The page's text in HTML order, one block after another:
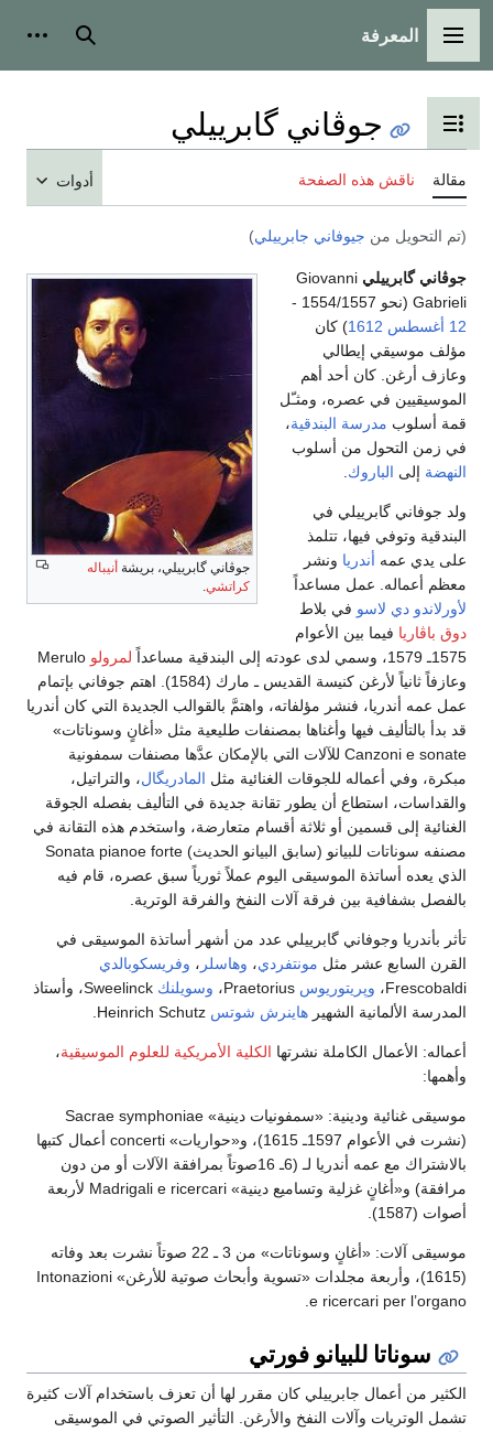
القائمة الرئيسية
المعرفة بحث
تبديل عرض جدول المحتويات
جوڤاني گابرييلي
مقالة ناقش هذه الصفحة أدوات
(تم التحويل من جيوفاني جابرييلي)
جوڤاني گابرييلي، بريشة أنيباله
كراتشي.
جوڤاني گابرييلي Giovanni
Gabrieli (نحو 1554/1557 -
12 أغسطس
1612) كان
مؤلف موسيقي إيطالي
وعازف أرغن. كان أحد أهم
الموسيقيين في عصره، ومثـّل
قمة أسلوب مدرسة البندقية،
في زمن التحول من أسلوب
النهضة إلى الباروك
ولد جوفاني گابرييلي في
البندقية وتوفي فيها، تتلمذ
على يدي عمه أندريا ونشر
معظم أعماله. عمل مساعداً
لأورلاندو دي لاسو في بلاط
دوق باڤاريا فيما بين الأعوام
1575ـ 1579، وسمي لدى عودته إلى البندقية مساعداً
لمرولو Merulo
وعازفاً ثانياً لأرغن كنيسة القديس ـ مارك (1584). اهتم جوفاني بإتمام
عمل عمه أندريا، فنشر مؤلفاته، واهتمَّ بالقوالب الجديدة التي كان أندريا
قد بدأ بالتأليف فيها وأغناها بمصنفات طليعية مثل «أغانٍ وسوناتات»
Canzoni e sonate للآلات التي بالإمكان عدَّها مصنفات سمفونية
مبكرة، وفي أعماله للجوقات الغنائية مثل المادريگال، والتراتيل،
والقداسات، استطاع أن يطور تقانة جديدة في التأليف بفصله الجوقة
الغنائية إلى قسمين أو ثلاثة أقسام متعارضة، واستخدم هذه التقانة في
مصنفه سوناتات للبيانو (سابق البيانو الحديث) Sonata pianoe forte
الذي يعده أساتذة الموسيقى اليوم عملاً ثورياً سبق عصره، قام فيه
بالفصل بشفافية بين فرقة آلات النفخ والفرقة الوترية.
تأثر بأندريا وجوفاني گابرييلي عدد من أشهر أساتذة الموسيقى في
القرن السابع عشر مثل مونتفردي، وهاسلر ، وفريسكوبالدي
Frescobaldi،
وپريتوريوس وسويلنك
Sweelinck، وأستاذ
المدرسة الألمانية الشهير هاينرش شوتس
أعماله: الأعمال الكاملة نشرتها الكلية الأمريكية للعلوم الموسيقية،
وأهمها:
موسيقى غنائية ودينية: «سمفونيات دينية» Sacrae symphoniae
(نشرت في الأعوام 1597ـ 1615)، و«حواريات» concerti أعمال كتبها
بالاشتراك مع عمه أندريا لـ (6ـ 16صوتاً بمرافقة الآلات أو من دون
مرافقة) و«أغانٍ غزلية وتساميع دينية» Madrigali e ricercari لأربعة
أصوات (1587).
موسيقى آلات: «أغانٍ وسوناتات» من 3 ـ 22 صوتاً نشرت بعد وفاته
(1615)، وأربعة مجلدات «تسوية وأبحاث صوتية للأرغن» Intonazioni
e ricercari per l’organo.
سوناتا للبيانو فورتي
الكثير من أعمال جابرييلي كان مقرر لها أن تعزف باستخدام آلات كثيرة
تشمل الوتريات وآلات النفخ والأرغن. التأثير الصوتي في الموسيقى